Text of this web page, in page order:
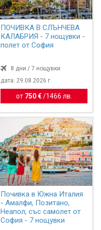
ПОЧИВКА В СЛЪНЧЕВА
КАЛАБРИЯ - 7 нощувки -
полет от София
8 дни / 7 нощувки
дата: 29.08.2026 г.
от 750 €/ 1466 лв.
Почивка в Южна Италия
- Амалфи, Позитано,
Неапол, със самолет от
София - 7 нощувки